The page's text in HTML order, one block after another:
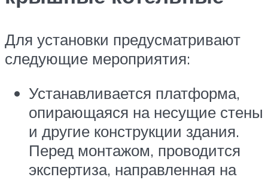
Для установки предусматривают
следующие мероприятия:
Устанавливается платформа,
опирающаяся на несущие стены
и другие конструкции здания.
Перед монтажом, проводится
экспертиза, направленная на